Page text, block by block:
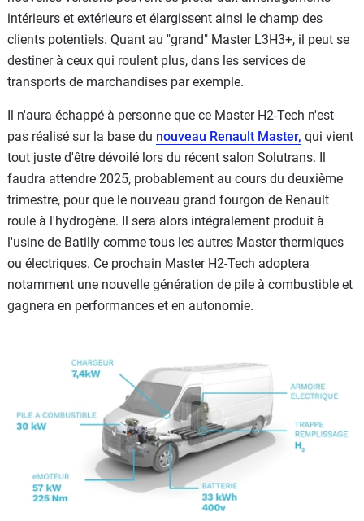
intérieurs et extérieurs et élargissent ainsi le champ des
clients potentiels. Quant au "grand" Master L3H3+, il peut se
destiner à ceux qui roulent plus, dans les services de
transports de marchandises par exemple.
Il n'aura échappé à personne que ce Master H2-Tech n'est
pas réalisé sur la base du nouveau Renault Master, qui vient
tout juste d'être dévoilé lors du récent salon Solutrans. Il
faudra attendre 2025, probablement au cours du deuxième
trimestre, pour que le nouveau grand fourgon de Renault
roule à l'hydrogène. Il sera alors intégralement produit à
l'usine de Batilly comme tous les autres Master thermiques
ou électriques. Ce prochain Master H2-Tech adoptera
notamment une nouvelle génération de pile à combustible et
gagnera en performances et en autonomie.